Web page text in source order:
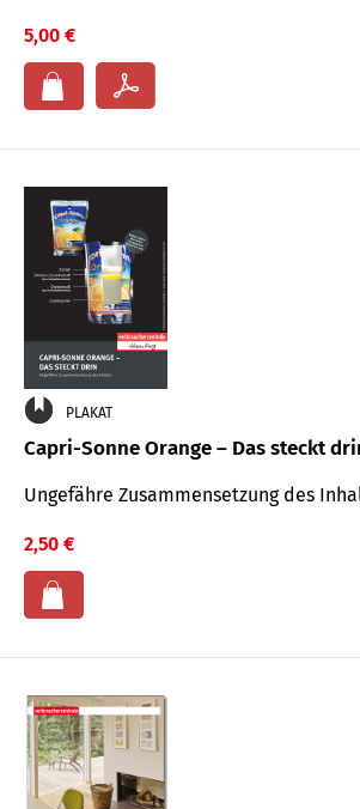
5,00 €
PLAKAT
Capri-Sonne Orange – Das steckt
Ungefähre Zu­sammen­setzung des
2,50 €